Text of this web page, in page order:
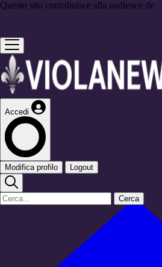
Questo sito contribuisce alla audience de
Accedi
Modifica profilo Logout
Cerca